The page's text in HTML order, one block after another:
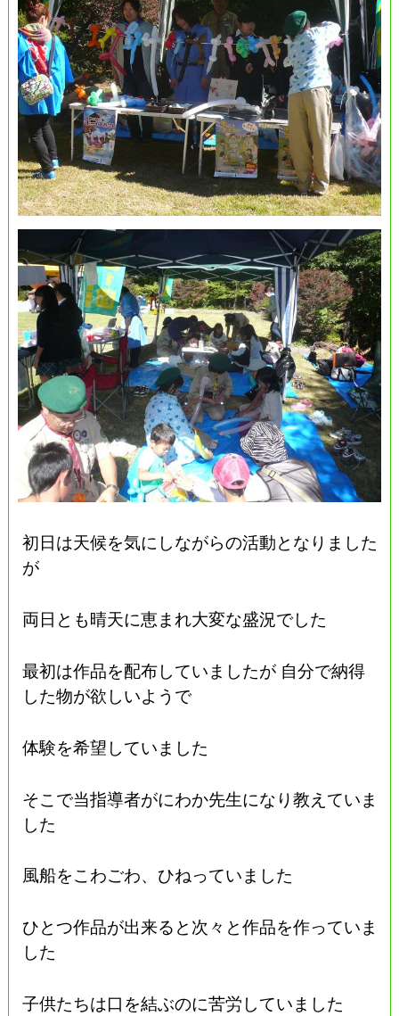
初日は天候を気にしながらの活動となりました
が
両日とも晴天に恵まれ大変な盛況でした
最初は作品を配布していましたが 自分で納得
した物が欲しいようで
体験を希望していました
そこで当指導者がにわか先生になり教えていま
した
風船をこわごわ、ひねっていました
ひとつ作品が出来ると次々と作品を作っていま
した
子供たちは口を結ぶのに苦労していました